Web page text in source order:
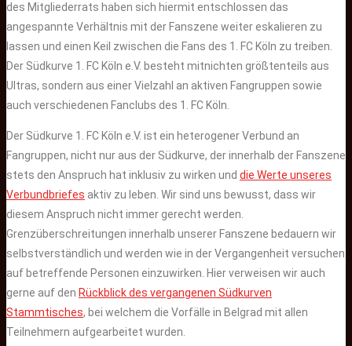
des Mitgliederrats haben sich hiermit entschlossen das
angespannte Verhältnis mit der Fanszene weiter eskalieren zu
lassen und einen Keil zwischen die Fans des 1. FC Köln zu treiben.
Der Südkurve 1. FC Köln e.V. besteht mitnichten größtenteils aus
Ultras, sondern aus einer Vielzahl an aktiven Fangruppen sowie
auch verschiedenen Fanclubs des 1. FC Köln.
Der Südkurve 1. FC Köln e.V. ist ein heterogener Verbund an
Fangruppen, nicht nur aus der Südkurve, der innerhalb der Fanszene
stets den Anspruch hat inklusiv zu wirken und die Werte unseres
Verbundbriefes aktiv zu leben. Wir sind uns bewusst, dass wir
diesem Anspruch nicht immer gerecht werden.
Grenzüberschreitungen innerhalb unserer Fanszene bedauern wir
selbstverständlich und werden wie in der Vergangenheit versuchen
auf betreffende Personen einzuwirken. Hier verweisen wir auch
gerne auf den Rückblick des vergangenen Südkurven
Stammtisches, bei welchem die Vorfälle in Belgrad mit allen
Teilnehmern aufgearbeitet wurden.